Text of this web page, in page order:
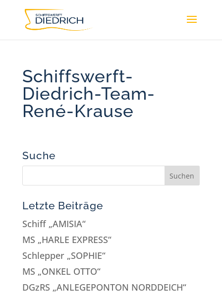
Schiffswerft-
Diedrich-Team-
René-Krause
Suche
Letzte Beiträge
Schiff „AMISIA“
MS „HARLE EXPRESS“
Schlepper „SOPHIE“
MS „ONKEL OTTO“
DGzRS „ANLEGEPONTON NORDDEICH“